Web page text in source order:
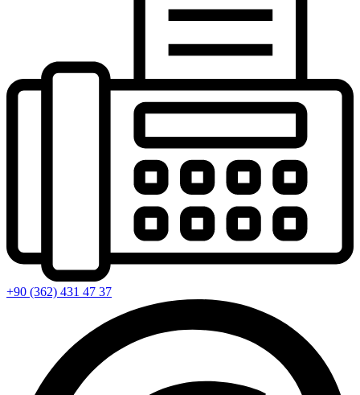
+90 (362) 431 47 37